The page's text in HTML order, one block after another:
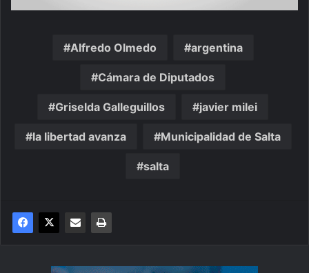
Alfredo Olmedo argentina
Cámara de Diputados
Griselda Galleguillos javier milei
la libertad avanza Municipalidad de Salta
salta